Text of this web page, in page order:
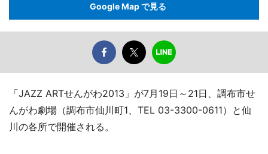
Google Map で見る
「JAZZ ARTせんがわ2013」が7月19日～21日、調布市せ
んがわ劇場（調布市仙川町1、TEL 03-3300-0611）と仙
川の各所で開催される。